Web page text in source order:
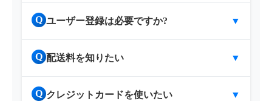
Q ユーザー登録は必要ですか? ▼
Q 配送料を知りたい ▼
Q クレジットカードを使いたい ▼